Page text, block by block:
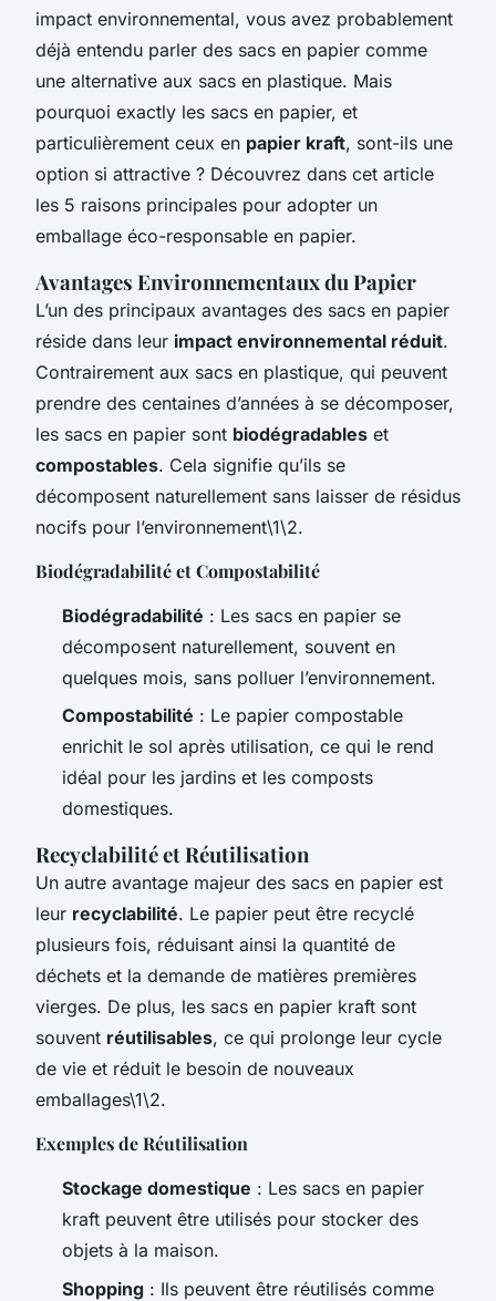
impact environnemental, vous avez probablement
déjà entendu parler des sacs en papier comme
une alternative aux sacs en plastique. Mais
pourquoi exactly les sacs en papier, et
particulièrement ceux en papier kraft, sont-ils une
option si attractive ? Découvrez dans cet article
les 5 raisons principales pour adopter un
emballage éco-responsable en papier.
Avantages Environnementaux du Papier
L’un des principaux avantages des sacs en papier
réside dans leur impact environnemental réduit.
Contrairement aux sacs en plastique, qui peuvent
prendre des centaines d’années à se décomposer,
les sacs en papier sont biodégradables et
compostables. Cela signifie qu’ils se
décomposent naturellement sans laisser de résidus
nocifs pour l’environnement\1\2.
Biodégradabilité et Compostabilité
Biodégradabilité : Les sacs en papier se
décomposent naturellement, souvent en
quelques mois, sans polluer l’environnement.
Compostabilité : Le papier compostable
enrichit le sol après utilisation, ce qui le rend
idéal pour les jardins et les composts
domestiques.
Recyclabilité et Réutilisation
Un autre avantage majeur des sacs en papier est
leur recyclabilité. Le papier peut être recyclé
plusieurs fois, réduisant ainsi la quantité de
déchets et la demande de matières premières
vierges. De plus, les sacs en papier kraft sont
souvent réutilisables, ce qui prolonge leur cycle
de vie et réduit le besoin de nouveaux
emballages\1\2.
Exemples de Réutilisation
Stockage domestique : Les sacs en papier
kraft peuvent être utilisés pour stocker des
objets à la maison.
Shopping : Ils peuvent être réutilisés comme